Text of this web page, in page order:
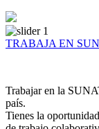
TRABAJA EN
Trabajar en la
país.
Tienes la